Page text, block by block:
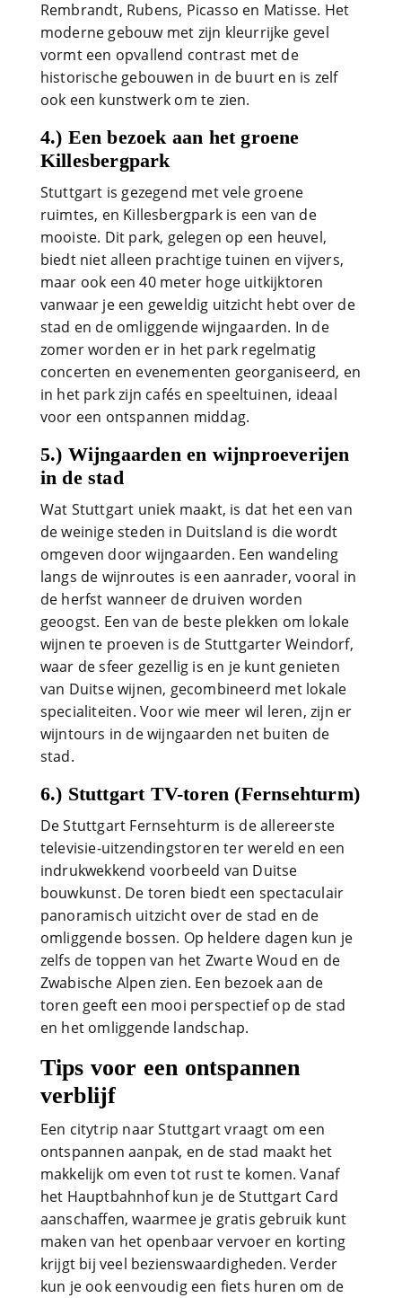
Rembrandt, Rubens, Picasso en Matisse. Het
moderne gebouw met zijn kleurrijke gevel
vormt een opvallend contrast met de
historische gebouwen in de buurt en is zelf
ook een kunstwerk om te zien.
4.) Een bezoek aan het groene
Killesbergpark
Stuttgart is gezegend met vele groene
ruimtes, en Killesbergpark is een van de
mooiste. Dit park, gelegen op een heuvel,
biedt niet alleen prachtige tuinen en vijvers,
maar ook een 40 meter hoge uitkijktoren
vanwaar je een geweldig uitzicht hebt over de
stad en de omliggende wijngaarden. In de
zomer worden er in het park regelmatig
concerten en evenementen georganiseerd, en
in het park zijn cafés en speeltuinen, ideaal
voor een ontspannen middag.
5.) Wijngaarden en wijnproeverijen
in de stad
Wat Stuttgart uniek maakt, is dat het een van
de weinige steden in Duitsland is die wordt
omgeven door wijngaarden. Een wandeling
langs de wijnroutes is een aanrader, vooral in
de herfst wanneer de druiven worden
geoogst. Een van de beste plekken om lokale
wijnen te proeven is de Stuttgarter Weindorf,
waar de sfeer gezellig is en je kunt genieten
van Duitse wijnen, gecombineerd met lokale
specialiteiten. Voor wie meer wil leren, zijn er
wijntours in de wijngaarden net buiten de
stad.
6.) Stuttgart TV-toren (Fernsehturm)
De Stuttgart Fernsehturm is de allereerste
televisie-uitzendingstoren ter wereld en een
indrukwekkend voorbeeld van Duitse
bouwkunst. De toren biedt een spectaculair
panoramisch uitzicht over de stad en de
omliggende bossen. Op heldere dagen kun je
zelfs de toppen van het Zwarte Woud en de
Zwabische Alpen zien. Een bezoek aan de
toren geeft een mooi perspectief op de stad
en het omliggende landschap.
Tips voor een ontspannen
verblijf
Een citytrip naar Stuttgart vraagt om een
ontspannen aanpak, en de stad maakt het
makkelijk om even tot rust te komen. Vanaf
het Hauptbahnhof kun je de Stuttgart Card
aanschaffen, waarmee je gratis gebruik kunt
maken van het openbaar vervoer en korting
krijgt bij veel bezienswaardigheden. Verder
kun je ook eenvoudig een fiets huren om de